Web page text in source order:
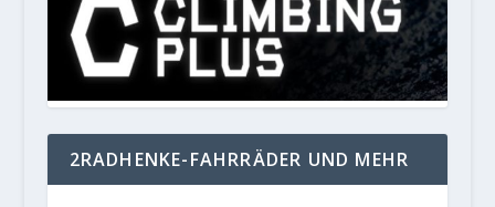
2RADHENKE-FAHRRÄDER UND MEHR